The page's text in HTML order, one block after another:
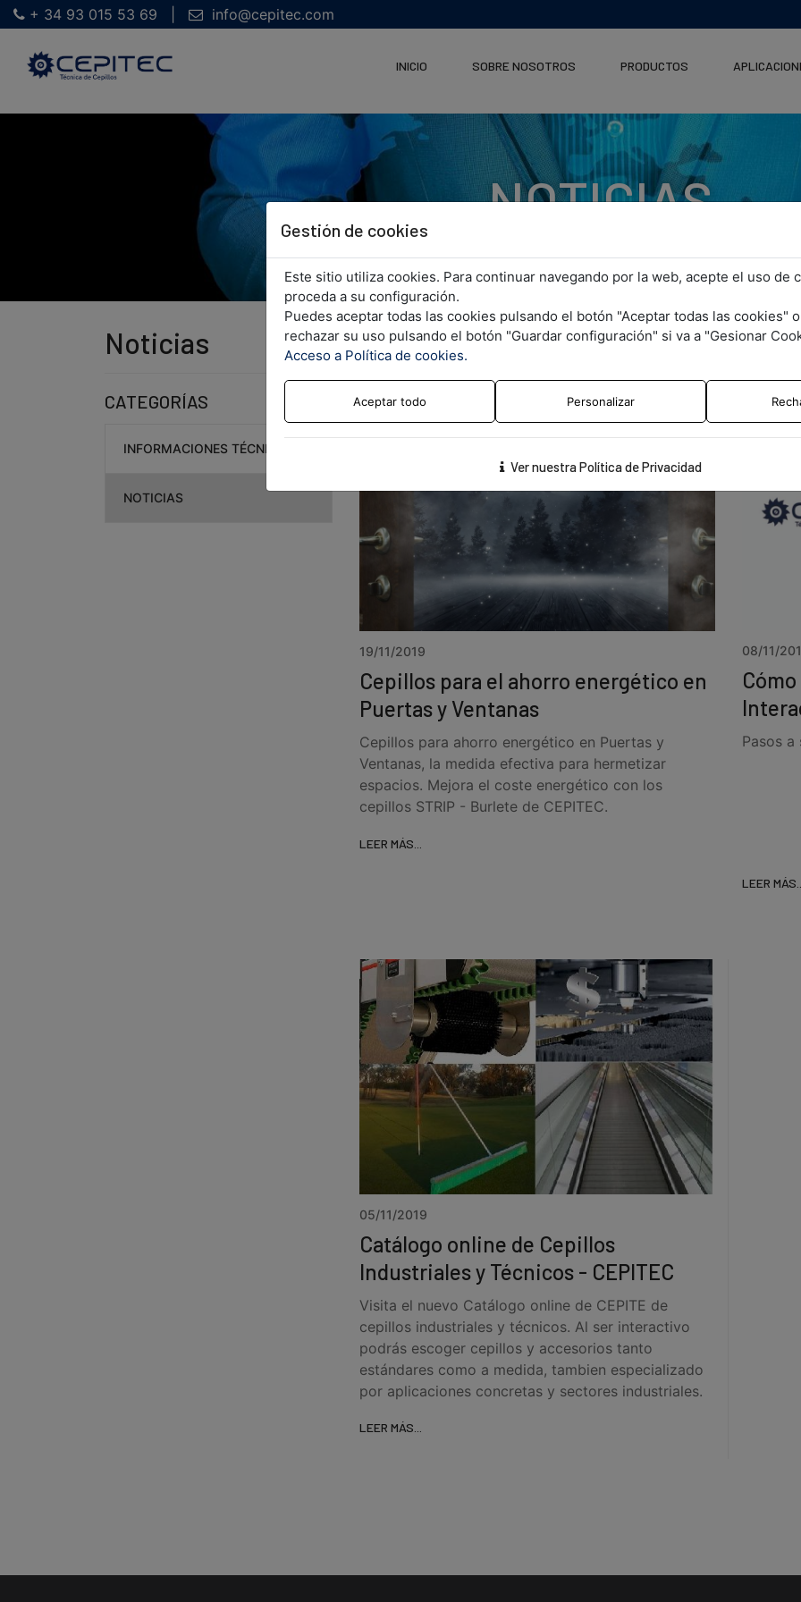
+ 34 93 015 53 69 info@cepitec.com
INICIO SOBRE NOSOTROS PRODUCTOS
NOTICIAS
Noticias
CATEGORÍAS
INFORMACIONES TÉCNICAS
NOTICIAS
19/11/2019
Cepillos para el ahorro energético en
Puertas y Ventanas
Cepillos para ahorro energético en Puertas y
Ventanas, la medida efectiva para hermetizar
espacios. Mejora el coste energético con los
cepillos STRIP - Burlete de CEPITEC.
LEER MÁS...
08/11/
Pasos
LEER
05/11/2019
Catálogo online de Cepillos
Industriales y Técnicos - CEPITEC
Visita el nuevo Catálogo online de CEPITE de
cepillos industriales y técnicos. Al ser interactivo
podrás escoger cepillos y accesorios tanto
estándares como a medida, tambien especializado
por aplicaciones concretas y sectores industriales.
LEER MÁS...
Gestión de cookies
Este sitio utiliza cookies. Para continuar navegando por la web, acepte el uso de
proceda a su configuración.
Puedes aceptar todas las cookies pulsando el botón "Aceptar todas las cookies"
rechazar su uso pulsando el botón "Guardar configuración" si va a "Gesionar
Acceso a Política de cookies.
Aceptar todo Personalizar
Ver nuestra Política de Privacidad